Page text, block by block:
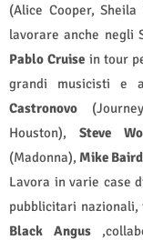
(Alice Cooper,
lavorare anche negli
Pablo Cruise in tour
grandi musicisti e
Castronovo
Houston),Steve
(Madonna), Mike
Lavora in varie case
pubblicitari nazionali,
Black Angus